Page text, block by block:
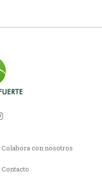
Colabora con nosotros
Contacto